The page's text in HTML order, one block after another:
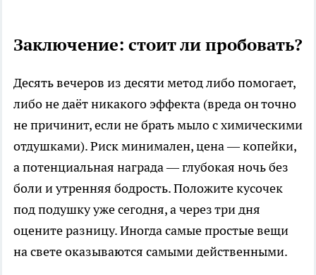
Заключение: стоит ли пробовать?
Десять вечеров из десяти метод либо помогает,
либо не даёт никакого эффекта (вреда он точно
не причинит, если не брать мыло с химическими
отдушками). Риск минимален, цена — копейки,
а потенциальная награда — глубокая ночь без
боли и утренняя бодрость. Положите кусочек
под подушку уже сегодня, а через три дня
оцените разницу. Иногда самые простые вещи
на свете оказываются самыми действенными.